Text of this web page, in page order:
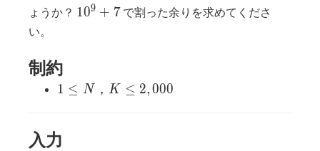
ょうか？ 10^9+7
109 + 7で割った余りを求めてくださ
い。
制約
1≤N，
1 ≤ N， K ≤ 2,000
入力